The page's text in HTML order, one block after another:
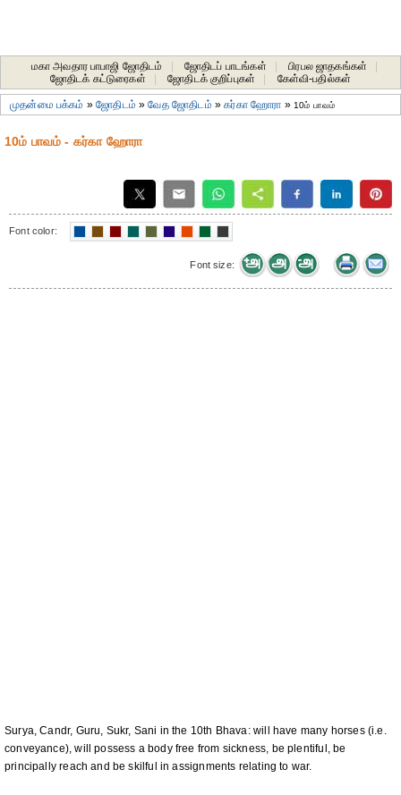
மகா அவதார பாபாஜி ஜோதிடம் ஜோதிடப் பாடங்கள் பிரபல ஜாதகங்கள்
ஜோதிடக் கட்டுரைகள்
ஜோதிடக் குறிப்புகள் கேள்வி-பதில்கள்
முதன்மை பக்கம் »ஜோதிடம் »வேத ஜோதிடம் »கர்கா ஹோரா » 10ம் பாவம்
10ம் பாவம் - கர்கா ஹோரா
Font color:
Font size:
Surya, Candr, Guru, Sukr, Sani in the 10th Bhava: will have many horses (i.e.
conveyance), will possess a body free from sickness, be plentiful, be
principally reach and be skilful in assignments relating to war.